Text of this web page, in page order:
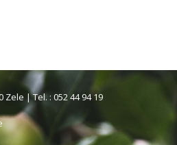
Zele | Tel. : 052 44 94 19